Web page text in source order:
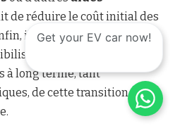
de réduire le coût initial des
il serait crucial de mener
pour informer les
à long terme, tant
de cette transition vers
Get your EV car now!